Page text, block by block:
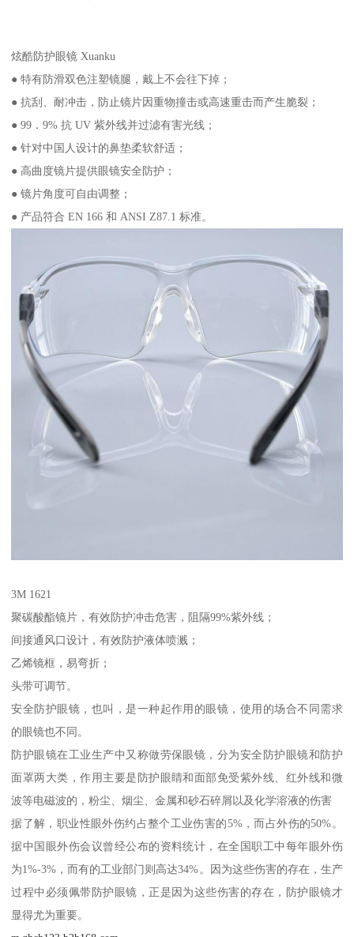
炫酷防护眼镜 Xuanku
● 特有防滑双色注塑镜腿，戴上不会往下掉；
● 抗刮、耐冲击，防止镜片因重物撞击或高速重击而产生脆裂；
● 99．9% 抗 UV 紫外线并过滤有害光线；
● 针对中国人设计的鼻垫柔软舒适；
● 高曲度镜片提供眼镜安全防护；
● 镜片角度可自由调整；
● 产品符合 EN 166 和 ANSI Z87.1 标准。
3M 1621
聚碳酸酯镜片，有效防护冲击危害，阻隔99%紫外线；
间接通风口设计，有效防护液体喷溅；
乙烯镜框，易弯折；
头带可调节。
安全防护眼镜，也叫，是一种起作用的眼镜，使用的场合不同需求
的眼镜也不同。
防护眼镜在工业生产中又称做劳保眼镜，分为安全防护眼镜和防护
面罩两大类，作用主要是防护眼睛和面部免受紫外线、红外线和微
波等电磁波的，粉尘、烟尘、金属和砂石碎屑以及化学溶液的伤害
据了解，职业性眼外伤约占整个工业伤害的5%，而占外伤的50%。
据中国眼外伤会议曾经公布的资料统计，在全国职工中每年眼外伤
为1%-3%，而有的工业部门则高达34%。因为这些伤害的存在，生产
过程中必须佩带防护眼镜，正是因为这些伤害的存在，防护眼镜才
显得尤为重要。